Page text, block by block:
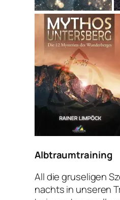
Albtraumtraining
All die gruseligen
nachts in unseren